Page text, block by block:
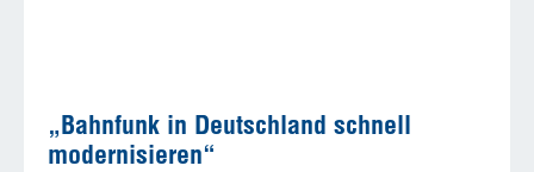
„Bahnfunk in Deutschland schnell
modernisieren“